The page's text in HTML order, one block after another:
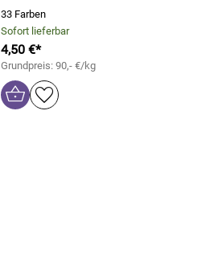
33 Farben
Sofort lieferbar
4,50 €*
Grundpreis: 90,- €/kg